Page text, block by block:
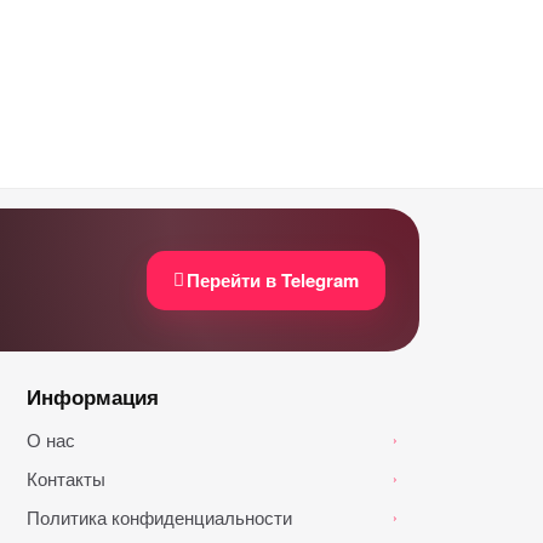
Перейти в Telegram
Информация
О нас ›
Контакты ›
Политика конфиденциальности ›